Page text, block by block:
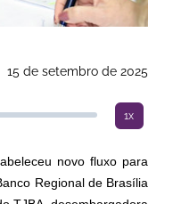
15 de setembro de 2025
1x
novo fluxo para
Regional de Brasília